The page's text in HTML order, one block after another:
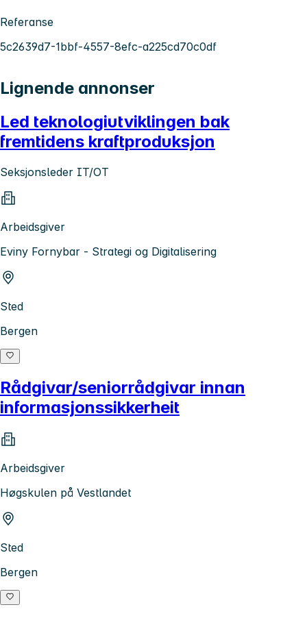
Referanse
5c2639d7-1bbf-4557-8efc-a225cd70c0df
Lignende annonser
Led teknologiutviklingen bak
fremtidens kraftproduksjon
Seksjonsleder IT/OT
Arbeidsgiver
Eviny Fornybar - Strategi og Digitalisering
Sted
Bergen
Rådgivar/seniorrådgivar innan
informasjonssikkerheit
Arbeidsgiver
Høgskulen på Vestlandet
Sted
Bergen